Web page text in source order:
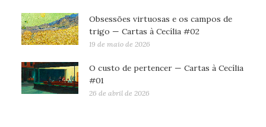
Obsessões virtuosas e os campos de
trigo — Cartas à Cecília #02
19 de maio de 2026
O custo de pertencer — Cartas à Cecília
#01
26 de abril de 2026